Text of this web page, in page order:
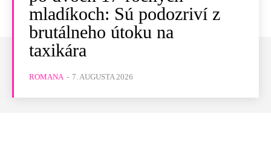
mladíkoch: Sú podozriví z
brutálneho útoku na
taxikára
ROMANA - 7. AUGUSTA 2026